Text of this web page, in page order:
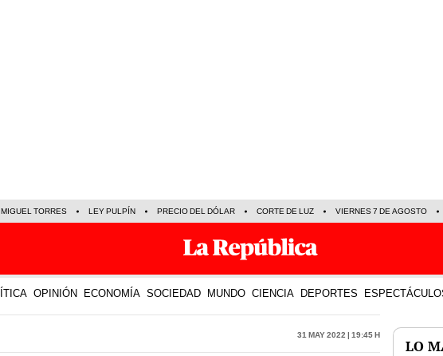
MIGUEL TORRES LEY PULPÍN PRECIO DEL DÓLAR CORTE DE LUZ VIERNES 7 DE AGOSTO
OPINIÓN ECONOMÍA SOCIEDAD MUNDO CIENCIA DEPORTES
31 May 2022 | 19:45 h
LO